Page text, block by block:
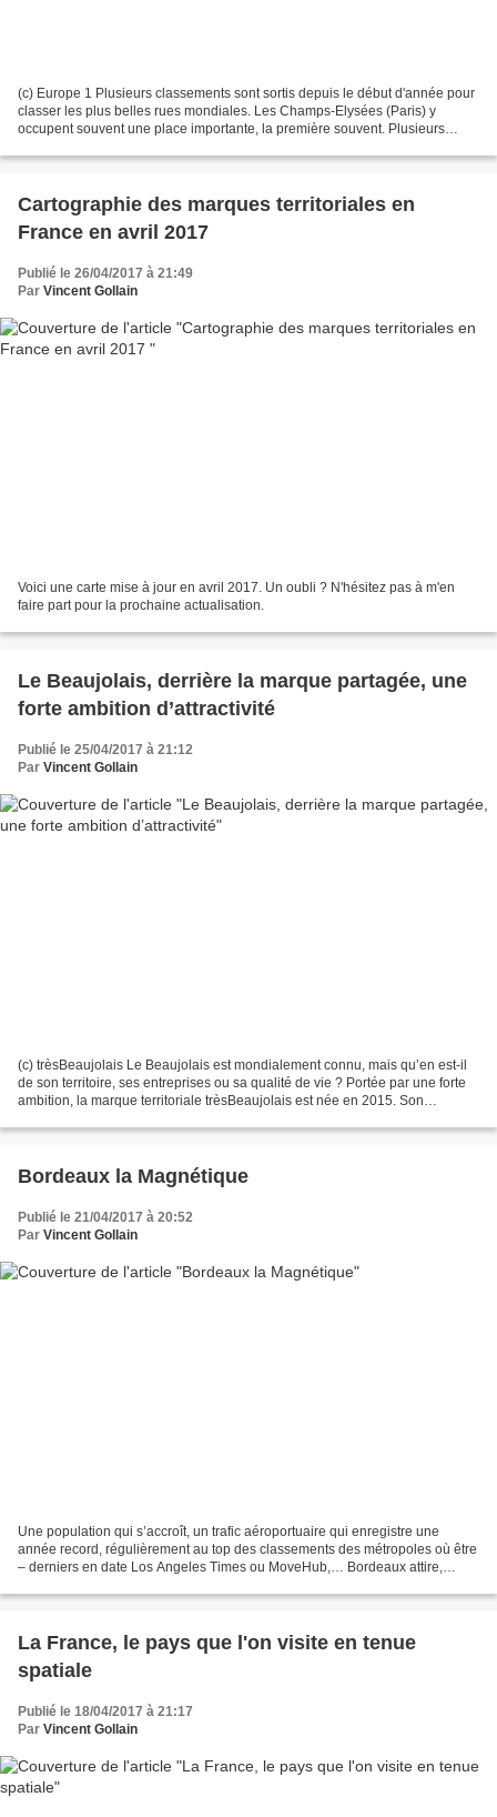
(c) Europe 1 Plusieurs classements sont sortis depuis le début d'année pour
classer les plus belles rues mondiales. Les Champs-Elysées (Paris) y
occupent souvent une place importante, la première souvent. Plusieurs
Cartographie des marques territoriales en
France en avril 2017
Publié le 26/04/2017 à 21:49
Par Vincent Gollain
Voici une carte mise à jour en avril 2017. Un oubli ? N'hésitez pas à m'en
faire part pour la prochaine actualisation.
Le Beaujolais, derrière la marque partagée, une
forte ambition d’attractivité
Publié le 25/04/2017 à 21:12
Par Vincent Gollain
(c) trèsBeaujolais Le Beaujolais est mondialement connu, mais qu’en est-il
de son territoire, ses entreprises ou sa qualité de vie ? Portée par une forte
ambition, la marque territoriale trèsBeaujolais est née en 2015. Son
Bordeaux la Magnétique
Publié le 21/04/2017 à 20:52
Par Vincent Gollain
Une population qui s’accroît, un trafic aéroportuaire qui enregistre une
année record, régulièrement au top des classements des métropoles où être
– derniers en date Los Angeles Times ou MoveHub,… Bordeaux attire,
La France, le pays que l'on visite en tenue
spatiale
Publié le 18/04/2017 à 21:17
Par Vincent Gollain